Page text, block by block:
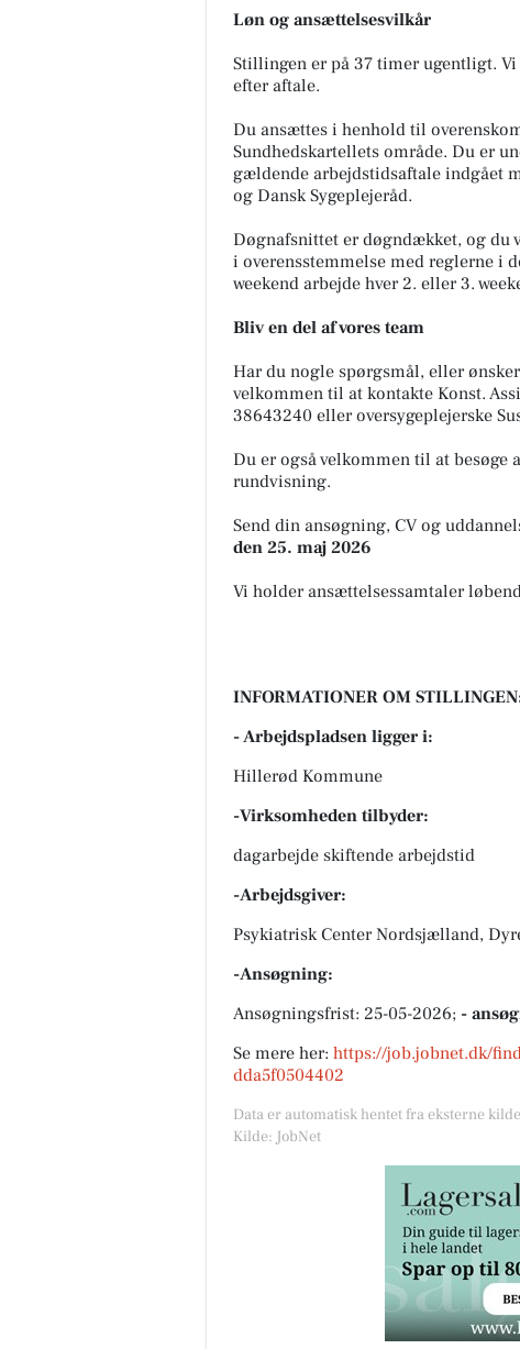
Løn og ansættelsesvilkår
Stillingen er på 37 timer ugentligt.
efter aftale.
Du ansættes i henhold til
Sundhedskartellets område. Du er
gældende arbejdstidsaftale indgået
og Dansk Sygeplejeråd.
Døgnafsnittet er døgndækket, og du
i overensstemmelse med reglerne i
weekend arbejde hver 2. eller 3.
Bliv en del af vores team
Har du nogle spørgsmål, eller
velkommen til at kontakte Konst.
38643240 eller oversygeplejerske
Du er også velkommen til at besøge
rundvisning.
Send din ansøgning, CV og
den 25. maj 2026
Vi holder ansættelsessamtaler
INFORMATIONER OM
- Arbejdspladsen ligger i:
Hillerød Kommune
-Virksomheden tilbyder:
dagarbejde skiftende arbejdstid
-Arbejdsgiver:
Psykiatrisk Center Nordsjælland,
-Ansøgning:
Ansøgningsfrist: 25-05-2026; -
Se mere her: https://job.jobnet.dk/
dda5f0504402
Data er automatisk hentet fra eksterne
Kilde: JobNet